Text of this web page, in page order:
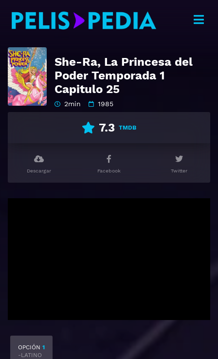
She-Ra, La Princesa del
Poder Temporada 1
Capitulo 25
2min 1985
7.3 TMDB
Descargar Facebook Twitter
OPCIÓN 1
-LATINO